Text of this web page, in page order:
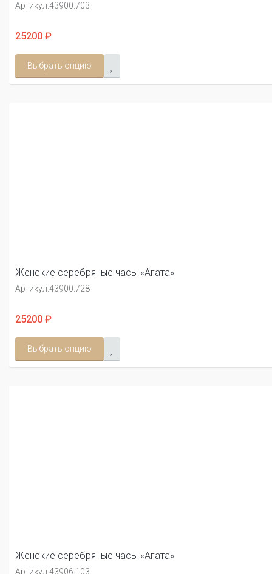
Артикул:43900.703
25200 ₽
Выбрать опцию
Женские серебряные часы «Агата»
Артикул:43900.728
25200 ₽
Выбрать опцию
Женские серебряные часы «Агата»
Артикул:43906.103